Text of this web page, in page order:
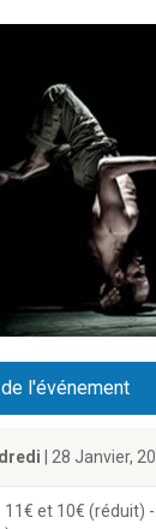
l'événement
| 28 Janvier,
11€ et 10€ (réduit)